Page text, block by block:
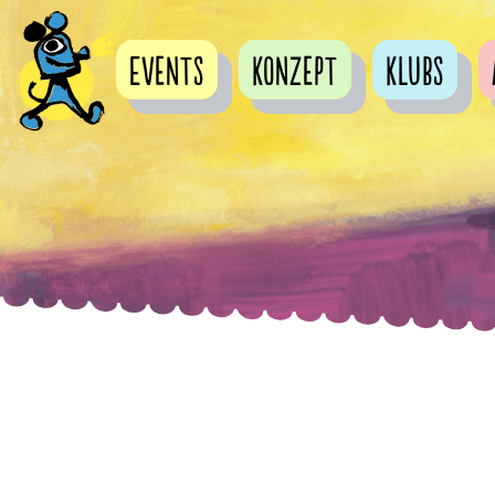
Events Konzept Klubs